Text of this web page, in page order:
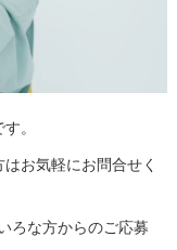
。
お気軽にお問合せく
ろな方からのご応募